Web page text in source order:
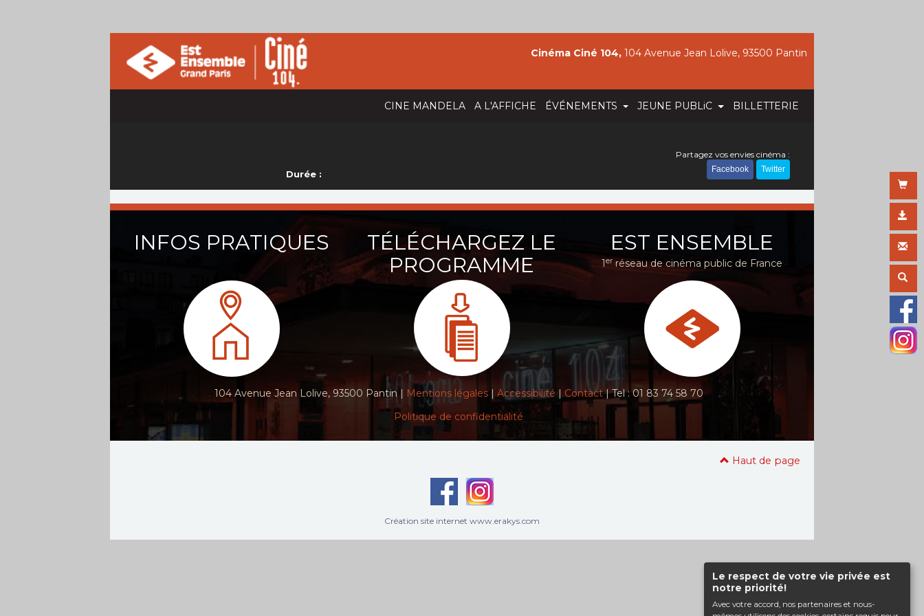
Le respect de votre vie privée est
notre priorité!
Avec votre accord, nos partenaires et nous-
CINE MANDELA A L'AFFICHE ÉVÉNEMENTS JEUNE PUBLiC BILLETTERIE
Cinéma Ciné 104, 104 Avenue Jean Lolive, 93500 Pantin
Durée :
Partagez vos envies cinéma :
Facebook Twitter
INFOS PRATIQUES
TÉLÉCHARGEZ LE
PROGRAMME
EST ENSEMBLE
1er réseau de cinéma public de France
104 Avenue Jean Lolive, 93500 Pantin | Mentions légales|Accessibilité | Contact| Tel : 01 83 74 58 70
Politique de confidentialité
Haut de page
Création site internet www.erakys.com